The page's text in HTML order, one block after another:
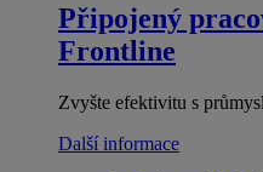
Připojený
Frontline
Zvyšte efektivitu s
Další informace